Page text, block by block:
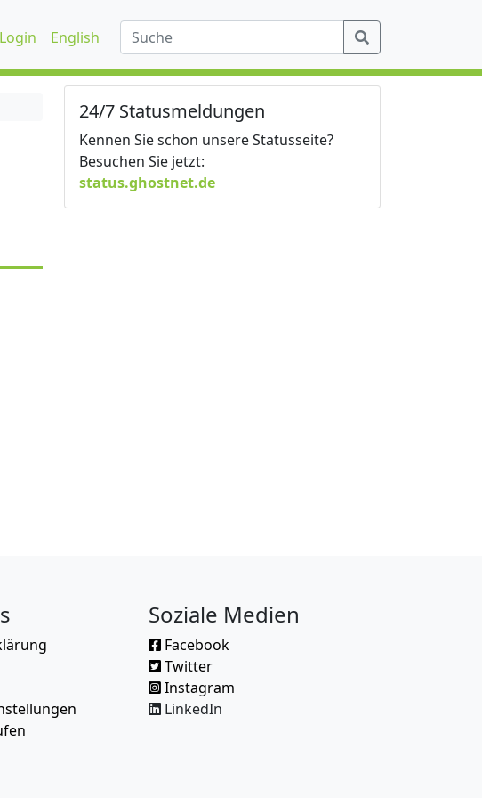
Login English
24/7 Statusmeldungen
Kennen Sie schon unsere Statusseite?
Besuchen Sie jetzt:
status.ghostnet.de
Soziale Medien
Facebook
Twitter
Instagram
LinkedIn